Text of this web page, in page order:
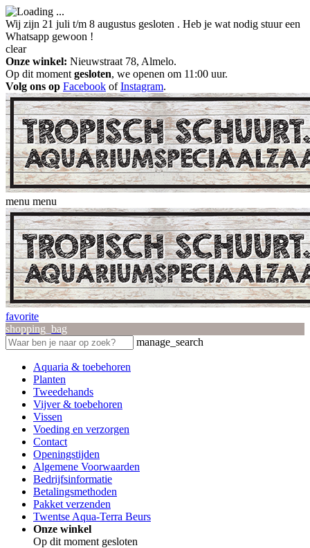
Wij zijn 21 juli t/m 8 augustus gesloten . Heb je wat nodig stuur een
Whatsapp gewoon !
clear
Onze winkel: Nieuwstraat 78, Almelo.
Op dit moment gesloten, we openen om 11:00 uur.
Volg ons op Facebook ofInstagram.
menu menu
favorite
shopping_bag
manage_search
Aquaria & toebehoren
Planten
Tweedehands
Vijver & toebehoren
Vissen
Voeding en verzorgen
Contact
Openingstijden
Algemene Voorwaarden
Bedrijfsinformatie
Betalingsmethoden
Pakket verzenden
Twentse Aqua-Terra Beurs
Onze winkel
Op dit moment gesloten